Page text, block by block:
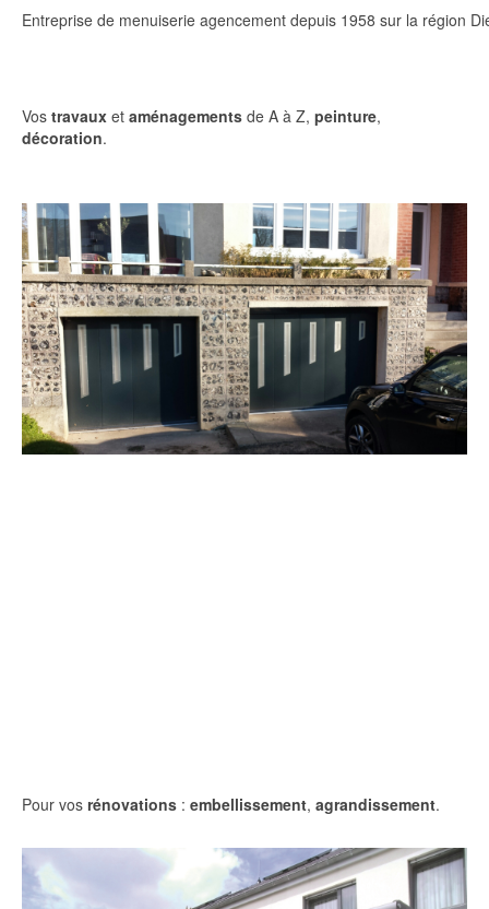
Entreprise de menuiserie agencement depuis 1958 sur la région
Vos travaux et aménagements de A à Z, peinture,
décoration.
Pour vos rénovations : embellissement, agrandissement.